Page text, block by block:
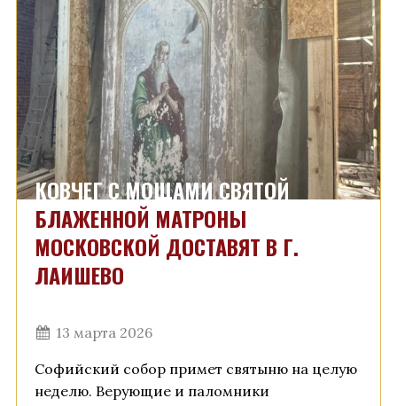
КОВЧЕГ С МОЩАМИ СВЯТОЙ
БЛАЖЕННОЙ МАТРОНЫ
МОСКОВСКОЙ ДОСТАВЯТ В Г.
ЛАИШЕВО
13 марта 2026
Софийский собор примет святыню на целую
неделю. Верующие и паломники